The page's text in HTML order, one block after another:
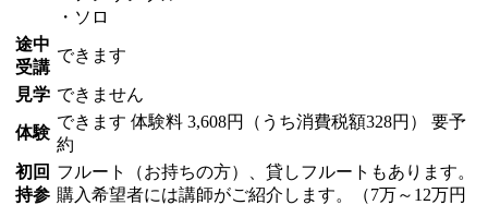
・ソロ
途中
受講
できます
見学 できません
体験
できます 体験料 3,608円（うち消費税額328円） 要予
約
初回
持参
フルート（お持ちの方）、貸しフルートもあります。
購入希望者には講師がご紹介します。（7万～12万円